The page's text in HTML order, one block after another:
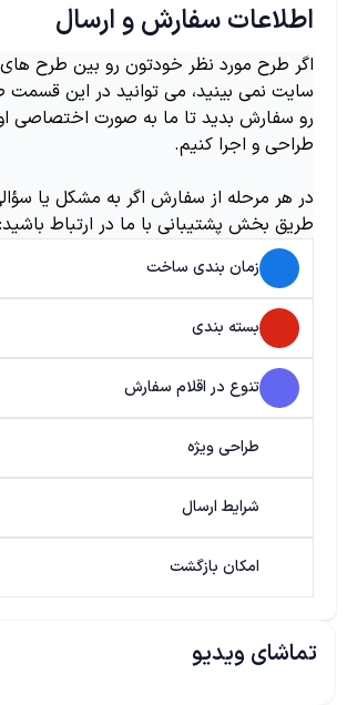
اطلاعات سفارش و ارسال
اگر طرح مورد نظر خودتون رو بین طرح
سایت نمی بینید، می توانید در این
رو سفارش بدید تا ما به صورت اختصاصی
طراحی و اجرا کنیم.
در هر مرحله از سفارش اگر به مشکل یا
طریق بخش پشتیبانی با ما در ارتباط
زمان بندی ساخت
بسته بندی
تنوع در اقلام سفارش
طراحی ویژه
شرایط ارسال
امکان بازگشت
تماشای ویدیو